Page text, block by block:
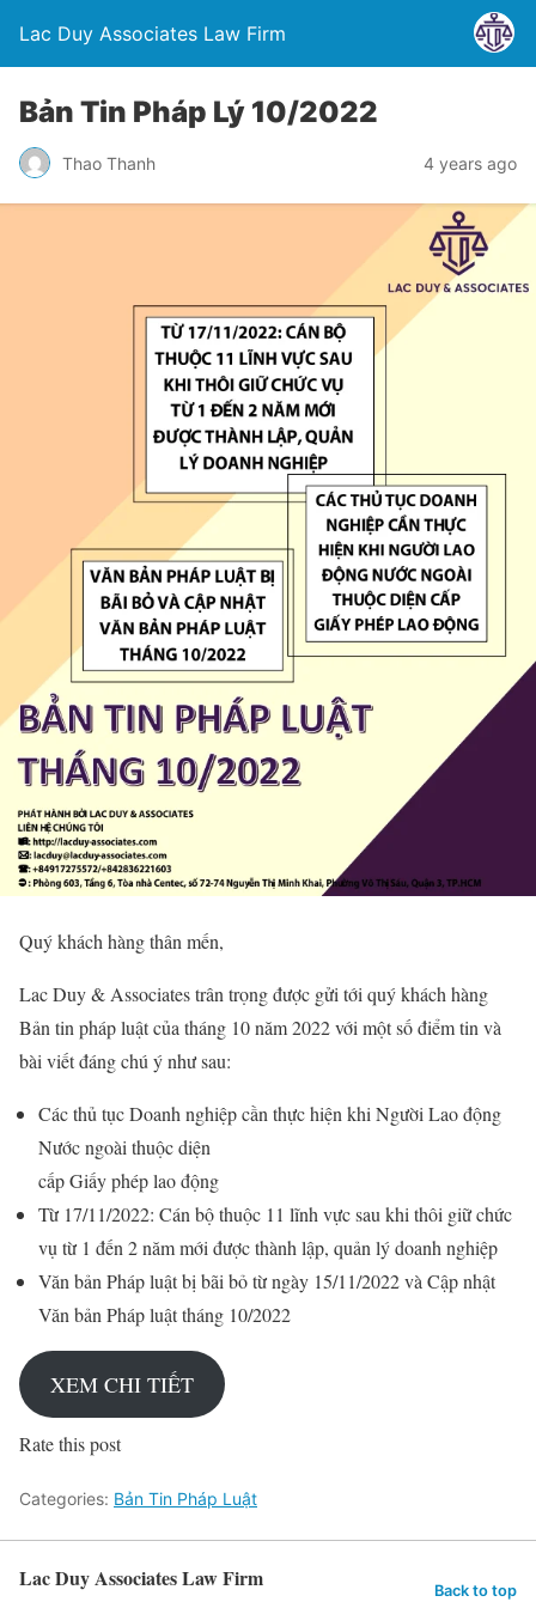
Lac Duy Associates Law Firm
Bản Tin Pháp Lý 10/2022
Thao Thanh 4 years ago
Quý khách hàng thân mến,
Lac Duy & Associates trân trọng được gửi tới quý khách hàng
Bản tin pháp luật của tháng 10 năm 2022 với một số điểm tin và
bài viết đáng chú ý như sau:
Các thủ tục Doanh nghiệp cần thực hiện khi Người Lao động
Nước ngoài thuộc diện
cấp Giấy phép lao động
Từ 17/11/2022: Cán bộ thuộc 11 lĩnh vực sau khi thôi giữ chức
vụ từ 1 đến 2 năm mới được thành lập, quản lý doanh nghiệp
Văn bản Pháp luật bị bãi bỏ từ ngày 15/11/2022 và Cập nhật
Văn bản Pháp luật tháng 10/2022
XEM CHI TIẾT
Rate this post
Categories: Bản Tin Pháp Luật
Lac Duy Associates Law Firm Back to top